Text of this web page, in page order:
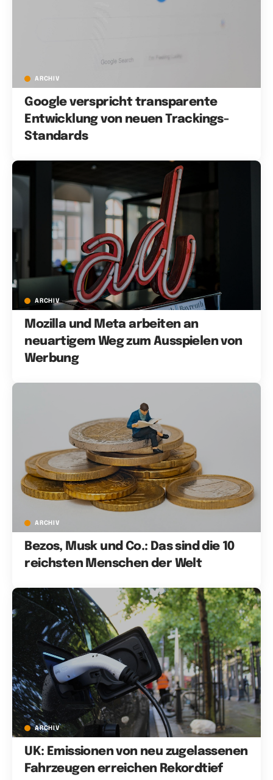
ARCHIV
Google verspricht transparente
Entwicklung von neuen Trackings-
Standards
ARCHIV
Mozilla und Meta arbeiten an
neuartigem Weg zum Ausspielen von
Werbung
ARCHIV
Bezos, Musk und Co.: Das sind die 10
reichsten Menschen der Welt
ARCHIV
UK: Emissionen von neu zugelassenen
Fahrzeugen erreichen Rekordtief